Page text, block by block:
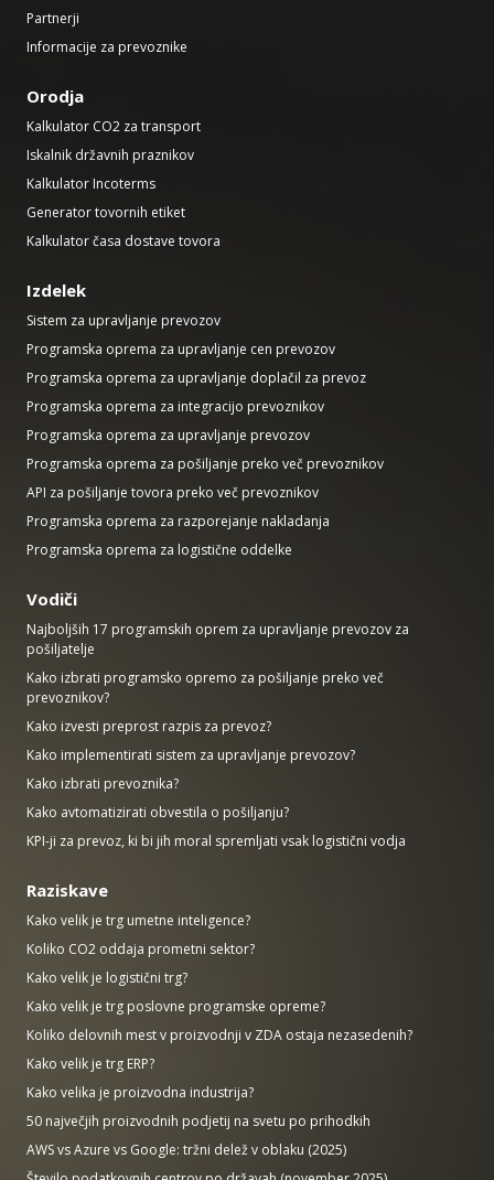
Partnerji
Informacije za prevoznike
Orodja
Kalkulator CO2 za transport
Iskalnik državnih praznikov
Kalkulator Incoterms
Generator tovornih etiket
Kalkulator časa dostave tovora
Izdelek
Sistem za upravljanje prevozov
Programska oprema za upravljanje cen prevozov
Programska oprema za upravljanje doplačil za prevoz
Programska oprema za integracijo prevoznikov
Programska oprema za upravljanje prevozov
Programska oprema za pošiljanje preko več prevoznikov
API za pošiljanje tovora preko več prevoznikov
Programska oprema za razporejanje nakladanja
Programska oprema za logistične oddelke
Vodiči
Najboljših 17 programskih oprem za upravljanje prevozov za
pošiljatelje
Kako izbrati programsko opremo za pošiljanje preko več
prevoznikov?
Kako izvesti preprost razpis za prevoz?
Kako implementirati sistem za upravljanje prevozov?
Kako izbrati prevoznika?
Kako avtomatizirati obvestila o pošiljanju?
KPI-ji za prevoz, ki bi jih moral spremljati vsak logistični vodja
Raziskave
Kako velik je trg umetne inteligence?
Koliko CO2 oddaja prometni sektor?
Kako velik je logistični trg?
Kako velik je trg poslovne programske opreme?
Koliko delovnih mest v proizvodnji v ZDA ostaja nezasedenih?
Kako velik je trg ERP?
Kako velika je proizvodna industrija?
50 največjih proizvodnih podjetij na svetu po prihodkih
AWS vs Azure vs Google: tržni delež v oblaku (2025)